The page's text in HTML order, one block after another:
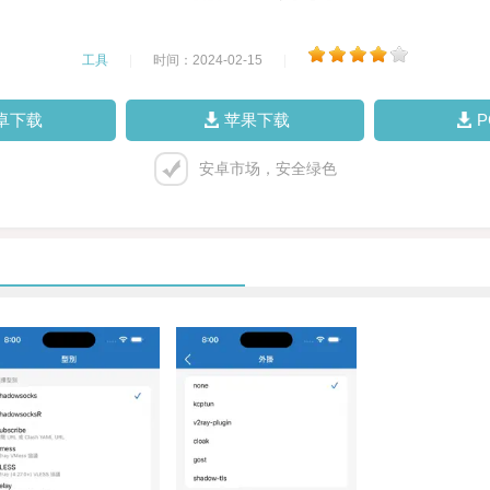
工具 时间：2024-02-15
下载 苹果下载
安卓市场，安全绿色